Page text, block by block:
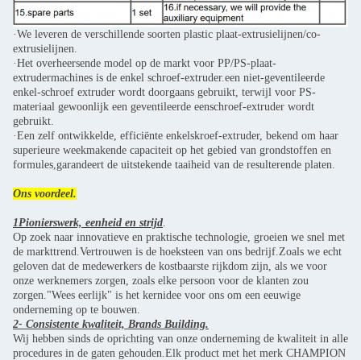
·We leveren de verschillende soorten plastic plaat-extrusielijnen/co-
extrusielijnen.
·Het overheersende model op de markt voor PP/PS-plaat-
extrudermachines is de enkel schroef-extruder.een niet-geventileerde
enkel-schroef extruder wordt doorgaans gebruikt, terwijl voor PS-
materiaal gewoonlijk een geventileerde eenschroef-extruder wordt
gebruikt.
·Een zelf ontwikkelde, efficiënte enkelskroef-extruder, bekend om haar
superieure weekmakende capaciteit op het gebied van grondstoffen en
formules,garandeert de uitstekende taaiheid van de resulterende platen.
Ons voordeel.
1Pionierswerk, eenheid en strijd
Op zoek naar innovatieve en praktische technologie, groeien we snel met
de markttrend.Vertrouwen is de hoeksteen van ons bedrijf.Zoals we echt
geloven dat de medewerkers de kostbaarste rijkdom zijn, als we voor
onze werknemers zorgen, zoals elke persoon voor de klanten zou
zorgen."Wees eerlijk" is het kernidee voor ons om een eeuwige
onderneming op te bouwen.
2- Consistente kwaliteit, Brands Building.
Wij hebben sinds de oprichting van onze onderneming de kwaliteit in alle
procedures in de gaten gehouden.Elk product met het merk CHAMPION